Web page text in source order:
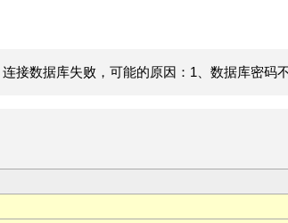
接数据库失败，可能的原因：1、数据库密码